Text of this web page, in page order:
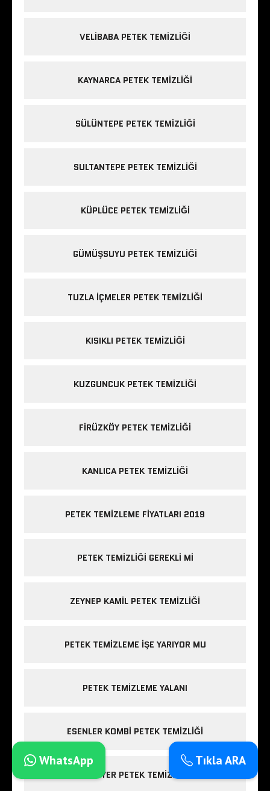
VELIBABA PETEK TEMIZLIĞI
KAYNARCA PETEK TEMIZLIĞI
SÜLÜNTEPE PETEK TEMIZLIĞI
SULTANTEPE PETEK TEMIZLIĞI
KÜPLÜCE PETEK TEMIZLIĞI
GÜMÜŞSUYU PETEK TEMIZLIĞI
TUZLA IÇMELER PETEK TEMIZLIĞI
KISIKLI PETEK TEMIZLIĞI
KUZGUNCUK PETEK TEMIZLIĞI
FIRÜZKÖY PETEK TEMIZLIĞI
KANLICA PETEK TEMIZLIĞI
PETEK TEMIZLEME FIYATLARI 2019
PETEK TEMIZLIĞI GEREKLI MI
ZEYNEP KAMIL PETEK TEMIZLIĞI
PETEK TEMIZLEME IŞE YARIYOR MU
PETEK TEMIZLEME YALANI
ESENLER KOMBI PETEK TEMIZLIĞI
SARIYER PETEK TEMIZLIĞI
Tıkla ARA
WhatsApp